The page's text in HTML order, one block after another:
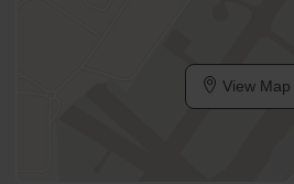
View Map